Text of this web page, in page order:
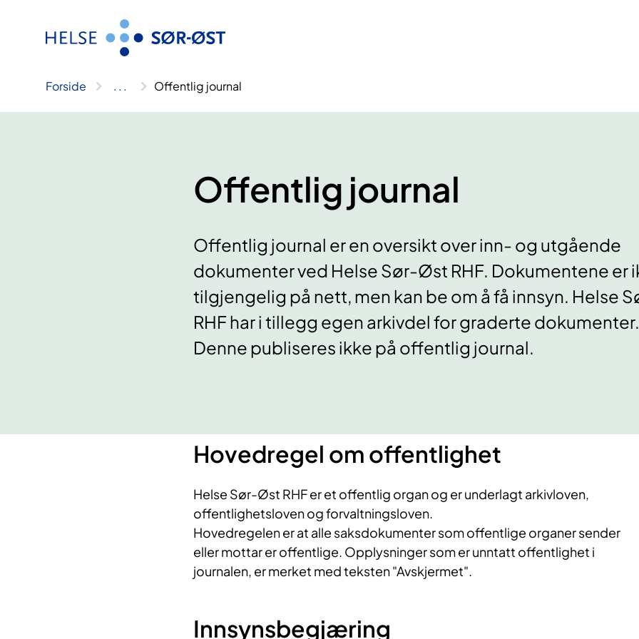
Forside .. . Offentlig journal
Offentlig journal
Offentlig journal er en oversikt over inn- og utgående
dokumenter ved Helse Sør-Øst RHF. Dokumentene er
tilgjengelig på nett, men kan be om å få innsyn. Helse
RHF har i tillegg egen arkivdel for graderte dokumenter.
Denne publiseres ikke på offentlig journal.
Hovedregel om offentlighet
Helse Sør-Øst RHF er et offentlig organ og er underlagt arkivloven,
offentlighetsloven og forvaltningsloven.
Hovedregelen er at alle saksdokumenter som offentlige organer sender
eller mottar er offentlige. Opplysninger som er unntatt offentlighet i
journalen, er merket med teksten "Avskjermet".
Innsynsbegjæring